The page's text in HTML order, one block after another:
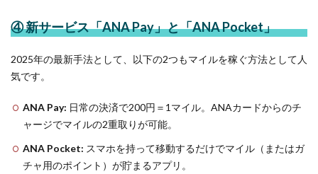
④ 新サービス「ANA Pay」と「ANA Pocket」
2025年の最新手法として、以下の2つもマイルを稼ぐ方法として人
気です。
ANA Pay: 日常の決済で200円＝1マイル。ANAカードからのチ
ャージでマイルの2重取りが可能。
ANA Pocket: スマホを持って移動するだけでマイル（またはガ
チャ用のポイント）が貯まるアプリ。